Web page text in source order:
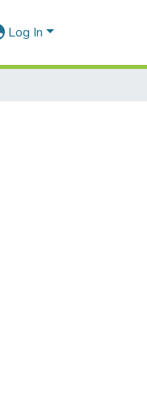
Log In